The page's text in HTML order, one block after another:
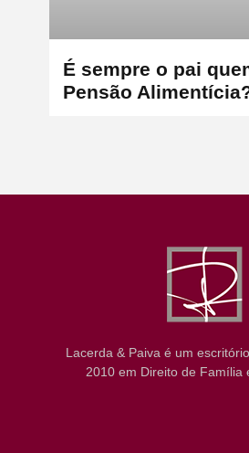
É sempre o pai
Pensão
Lacerda & Paiva é um
2010 em Direito de Família